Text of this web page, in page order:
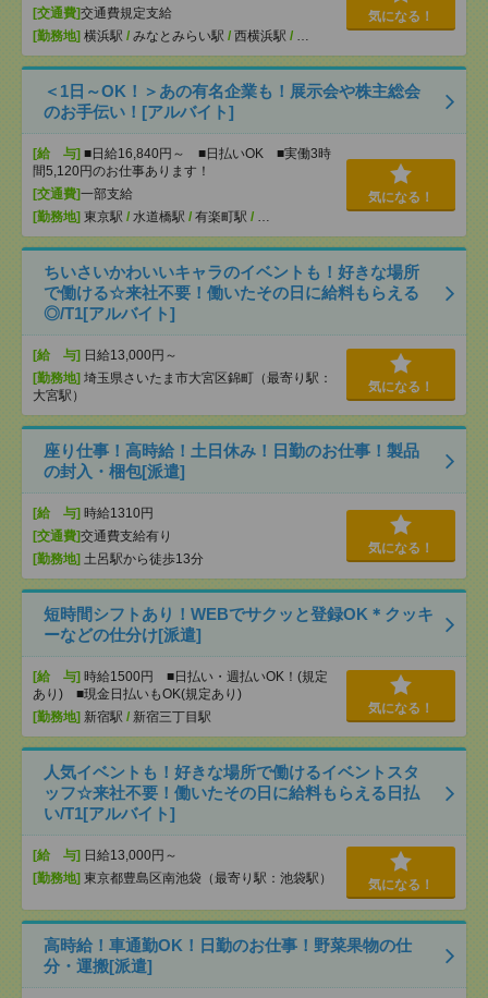
[交通費]交通費規定支給
[勤務地] 横浜駅 / みなとみらい駅 / 西横浜駅 / …
気になる！
＜1日～OK！＞あの有名企業も！展示会や株主総会
のお手伝い！[アルバイト]
[給 与] ■日給16,840円～ ■日払いOK ■実働3時
間5,120円のお仕事あります！
[交通費]一部支給
[勤務地] 東京駅 / 水道橋駅 / 有楽町駅 / …
気になる！
ちいさいかわいいキャラのイベントも！好きな場所
で働ける☆来社不要！働いたその日に給料もらえる
◎/T1[アルバイト]
[給 与] 日給13,000円～
[勤務地] 埼玉県さいたま市大宮区錦町（最寄り駅：
大宮駅）
気になる！
座り仕事！高時給！土日休み！日勤のお仕事！製品
の封入・梱包[派遣]
[給 与] 時給1310円
[交通費]交通費支給有り
[勤務地] 土呂駅から徒歩13分
気になる！
短時間シフトあり！WEBでサクッと登録OK＊クッキ
ーなどの仕分け[派遣]
[給 与] 時給1500円 ■日払い・週払いOK！(規定
あり) ■現金日払いもOK(規定あり)
[勤務地] 新宿駅 / 新宿三丁目駅
気になる！
人気イベントも！好きな場所で働けるイベントスタ
ッフ☆来社不要！働いたその日に給料もらえる日払
い/T1[アルバイト]
[給 与] 日給13,000円～
[勤務地] 東京都豊島区南池袋（最寄り駅：池袋駅） 気になる！
高時給！車通勤OK！日勤のお仕事！野菜果物の仕
分・運搬[派遣]